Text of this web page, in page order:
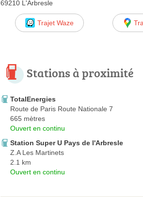
69210 L'Arbresle
Trajet Waze
Stations à proximité
TotalEnergies
Route de Paris Route Nationale 7
665 mètres
Ouvert en continu
Station Super U Pays de l'Arbresle
Z.A Les Martinets
2.1 km
Ouvert en continu